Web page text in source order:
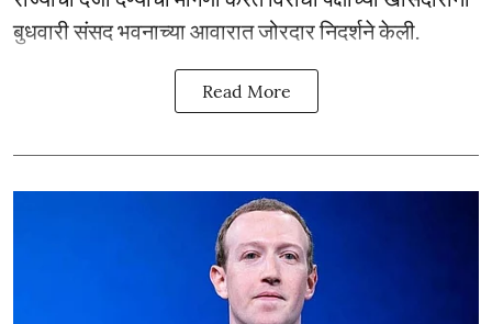
बुधवारी संसद भवनाच्या आवारात जोरदार निदर्शने केली.
Read More